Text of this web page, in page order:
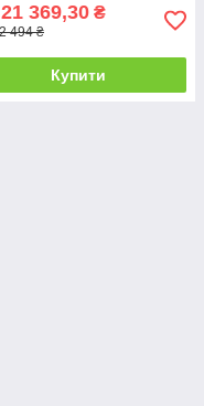
21 369,30 ₴
494 ₴
Купити